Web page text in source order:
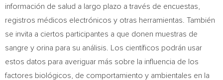
información de salud a largo plazo a través de encuestas,
registros médicos electrónicos y otras herramientas. También
se invita a ciertos participantes a que donen muestras de
sangre y orina para su análisis. Los científicos podrán usar
estos datos para averiguar más sobre la influencia de los
factores biológicos, de comportamiento y ambientales en la